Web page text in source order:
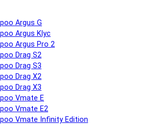
Argus G
Argus Klyc
Argus Pro 2
Drag S2
Drag S3
Drag X2
Drag X3
Vmate E
Vmate E2
Vmate Infinity Edition